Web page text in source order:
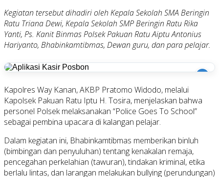
Kegiatan tersebut dihadiri oleh Kepala Sekolah SMA Beringin
Ratu Triana Dewi, Kepala Sekolah SMP Beringin Ratu Rika
Yanti, Ps. Kanit Binmas Polsek Pakuan Ratu Aiptu Antonius
Hariyanto, Bhabinkamtibmas, Dewan guru, dan para pelajar.
i
Kapolres Way Kanan, AKBP Pratomo Widodo, melalui
Kapolsek Pakuan Ratu Iptu H. Tosira, menjelaskan bahwa
personel Polsek melaksanakan “Police Goes To School”
sebagai pembina upacara di kalangan pelajar.
Dalam kegiatan ini, Bhabinkamtibmas memberikan binluh
(bimbingan dan penyuluhan) tentang kenakalan remaja,
pencegahan perkelahian (tawuran), tindakan kriminal, etika
berlalu lintas, dan larangan melakukan bullying (perundungan)